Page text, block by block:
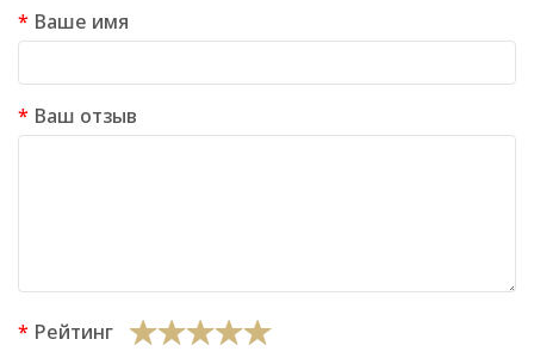
Ваше имя
Ваш отзыв
Рейтинг